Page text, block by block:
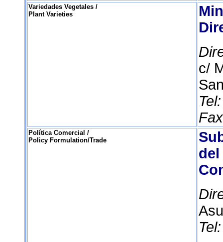
Variedades Vegetales /
Plant Varieties
c/
Política Comercial /
Policy Formulation/Trade
Tel: